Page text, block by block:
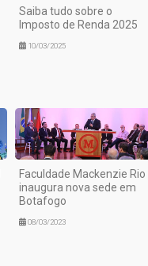
Saiba tudo sobre o
Imposto de Renda 2025
10/03/2025
Faculdade Mackenzie Rio
inaugura nova sede em
Botafogo
08/03/2023